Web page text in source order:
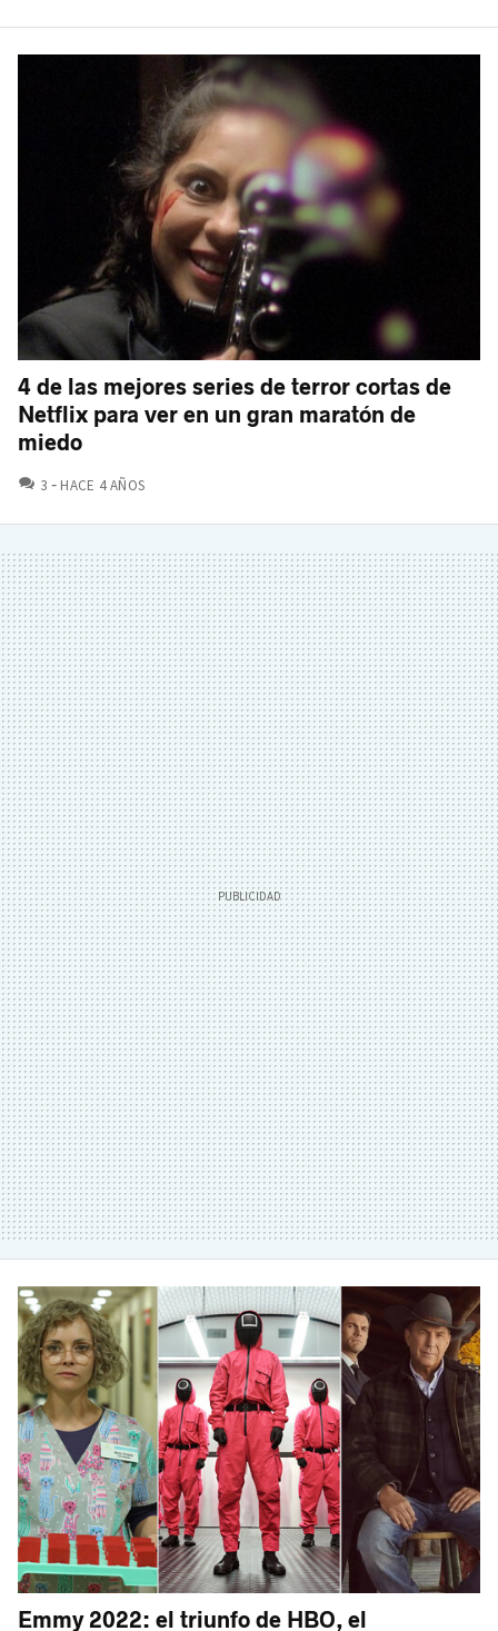
4 de las mejores series de terror cortas de
Netflix para ver en un gran maratón de
miedo
3 COMENTARIOS
HACE 4 AÑOS
Emmy 2022: el triunfo de HBO, el